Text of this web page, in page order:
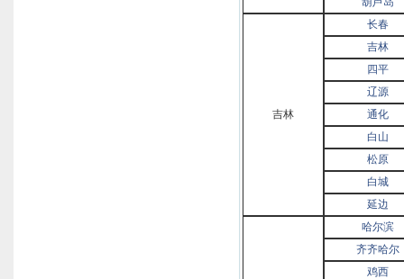
吉林
长春
吉林
四平
辽源
通化
白山
松原
白城
延边
哈尔滨
齐齐哈尔
鸡西